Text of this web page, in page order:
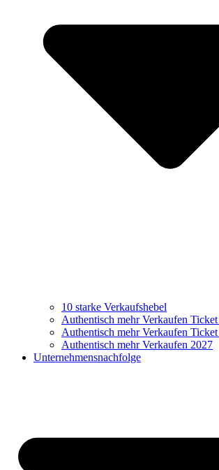
10 starke Verkaufshebel
Authentisch mehr Verkaufen Ticket
Authentisch mehr Verkaufen
Authentisch mehr Verkaufen 2027
Unternehmensnachfolge